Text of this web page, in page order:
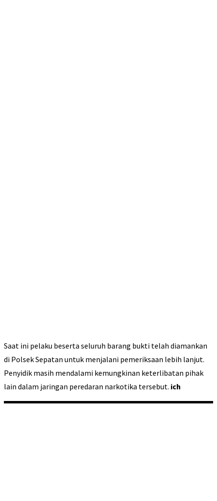
Saat ini pelaku beserta seluruh barang bukti telah diamankan
di Polsek Sepatan untuk menjalani pemeriksaan lebih lanjut.
Penyidik masih mendalami kemungkinan keterlibatan pihak
lain dalam jaringan peredaran narkotika tersebut. ich